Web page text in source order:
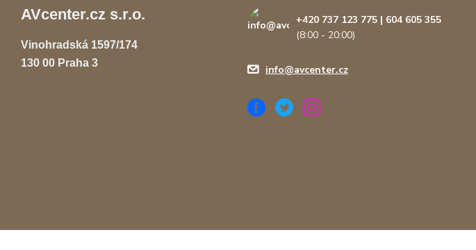
AVcenter.cz s.r.o.
Vinohradská 1597/174
130 00 Praha 3
+420 737 123 775 | 604 605 355
(8:00 - 20:00)
info@avcenter.cz